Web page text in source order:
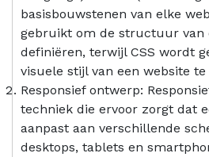
basisbouwstenen van elke
gebruikt om de structuur van
definiëren, terwijl CSS wordt
visuele stijl van een website te
Responsief ontwerp:
techniek die ervoor zorgt dat
aanpast aan verschillende
desktops, tablets en